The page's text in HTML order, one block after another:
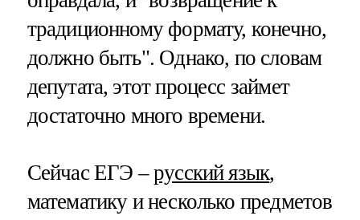
традиционному формату, конечно,
должно быть". Однако, по словам
депутата, этот процесс займет
достаточно много времени.
Сейчас ЕГЭ –русский язык,
математику и несколько предметов